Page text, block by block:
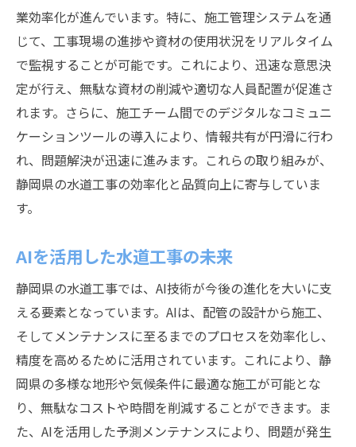
業効率化が進んでいます。特に、施工管理システムを通
じて、工事現場の進捗や資材の使用状況をリアルタイム
で監視することが可能です。これにより、迅速な意思決
定が行え、無駄な資材の削減や適切な人員配置が促進さ
れます。さらに、施工チーム間でのデジタルなコミュニ
ケーションツールの導入により、情報共有が円滑に行わ
れ、問題解決が迅速に進みます。これらの取り組みが、
静岡県の水道工事の効率化と品質向上に寄与していま
す。
AIを活用した水道工事の未来
静岡県の水道工事では、AI技術が今後の進化を大いに支
える要素となっています。AIは、配管の設計から施工、
そしてメンテナンスに至るまでのプロセスを効率化し、
精度を高めるために活用されています。これにより、静
岡県の多様な地形や気候条件に最適な施工が可能とな
り、無駄なコストや時間を削減することができます。ま
た、AIを活用した予測メンテナンスにより、問題が発生